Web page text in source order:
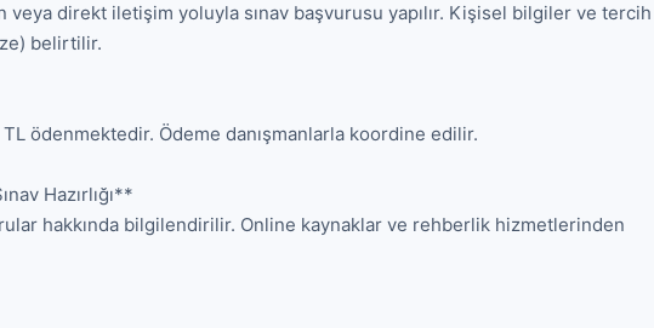
direkt iletişim yoluyla sınav başvurusu yapılır. Kişisel bilgiler ve tercih
belirtilir.
TL ödenmektedir. Ödeme danışmanlarla koordine edilir.
Hazırlığı**
hakkında bilgilendirilir. Online kaynaklar ve rehberlik hizmetlerinden